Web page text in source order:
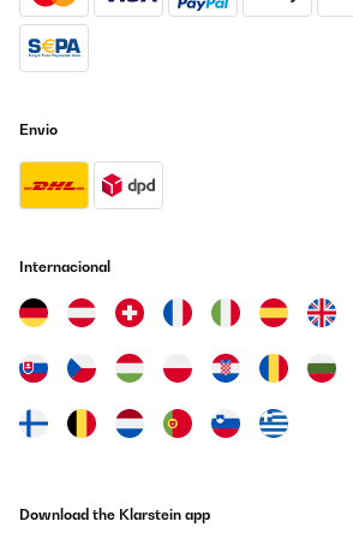
veramente bene!
Utente Amazon
Un radiateur très précis quant à son.mode
bon.article et plus fiable.que les 2 autres
Utilisateur d'Amazon
Traduzir
materiale senza avvisare e alle intemperie
Envio
Internacional
Download the Klarstein app